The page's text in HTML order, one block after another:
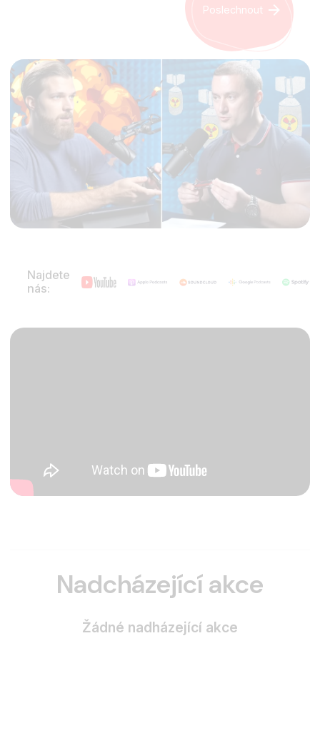
Poslechnout
Najdete
nás:
Nadcházející akce
Žádné nadházející akce